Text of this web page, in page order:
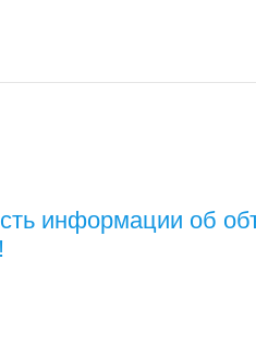
информации об